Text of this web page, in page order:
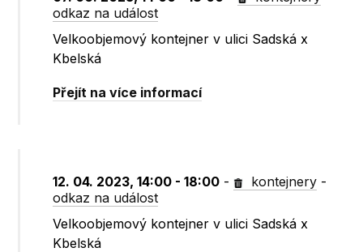
odkaz na událost
Velkoobjemový kontejner v ulici Sadská x
Kbelská
Přejít na více informací
12. 04. 2023, 14:00 - 18:00 - kontejnery -
odkaz na událost
Velkoobjemový kontejner v ulici Sadská x
Kbelská